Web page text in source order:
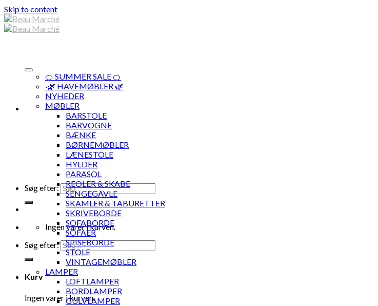
Skip to content
Søg efter:
Ingen varer i kurven.
Søg efter:
Kurv
Ingen varer i kurven.
🍊 SUMMER SALE 🍊
·🌿 HAVEMØBLER 🌿
NYHEDER
MØBLER
BARSTOLE
BARVOGNE
BÆNKE
BØRNEMØBLER
LÆNESTOLE
HYLDER
PARASOL
REOLER & SKABE
SENGEGAVLE
SKAMLER & TABURETTER
SKRIVEBORDE
SOFABORDE
SOFAER
SPISEBORDE
STOLE
VINTAGEMØBLER
LAMPER
LOFTLAMPER
BORDLAMPER
GULVLAMPER